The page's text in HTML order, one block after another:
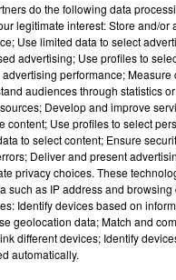
min 14 sec)
do the following data
legitimate interest: Store and/or
Use limited data to select
advertising; Use profiles to
performance; Measure
audiences through statistics
Develop and improve
content; Use profiles to select
to select content; Ensure
Deliver and present
privacy choices. These
such as IP address and browsing
Identify devices based on
geolocation data; Match and
different devices; Identify
automatically.